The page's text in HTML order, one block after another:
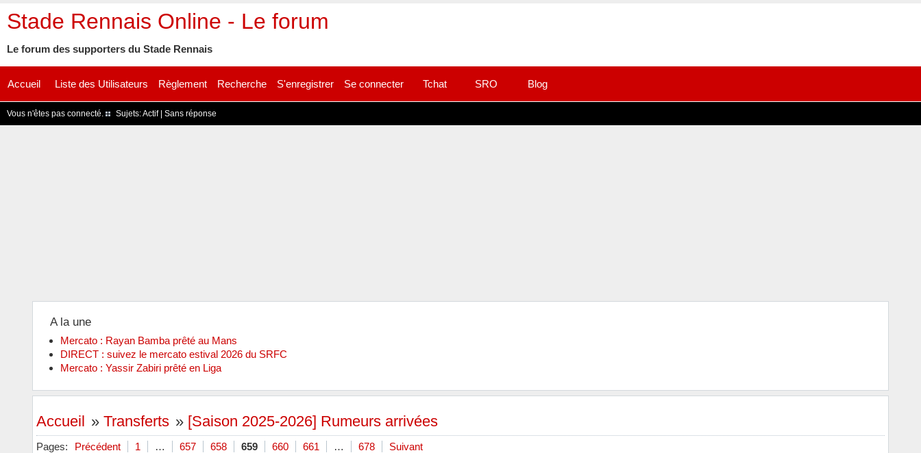
Stade Rennais Online - Le forum
Le forum des supporters du Stade Rennais
Accueil Liste des Utilisateurs Règlement Recherche S'enregistrer Se connecter Tchat SRO Blog
Vous n'êtes pas connecté. Sujets:Actif| Sans réponse
A la une
Mercato : Rayan Bamba prêté au Mans
DIRECT : suivez le mercato estival 2026 du SRFC
Mercato : Yassir Zabiri prêté en Liga
Accueil » Transferts » [Saison 2025-2026] Rumeurs arrivées
Pages: Précédent 1 … 657 658 659 660 661 … 678 Suivant